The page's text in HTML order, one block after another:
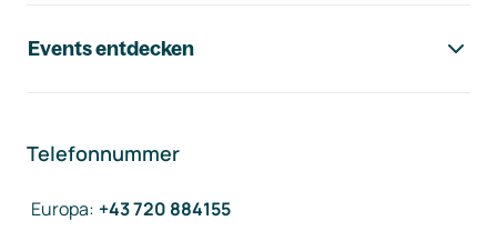
Events entdecken
Telefonnummer
Europa: +43 720 884155